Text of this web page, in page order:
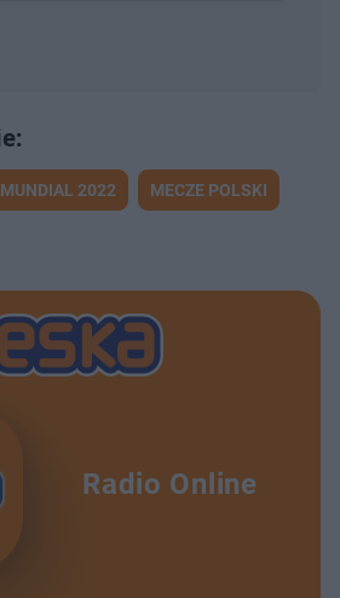
MUNDIAL 2022 MECZE POLSKI
Radio Online